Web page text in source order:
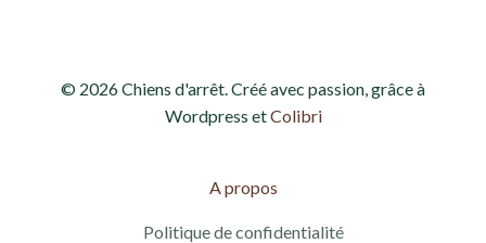
© 2026 Chiens d'arrêt. Créé avec passion, grâce à
Wordpress etColibri
A propos
Politique de confidentialité